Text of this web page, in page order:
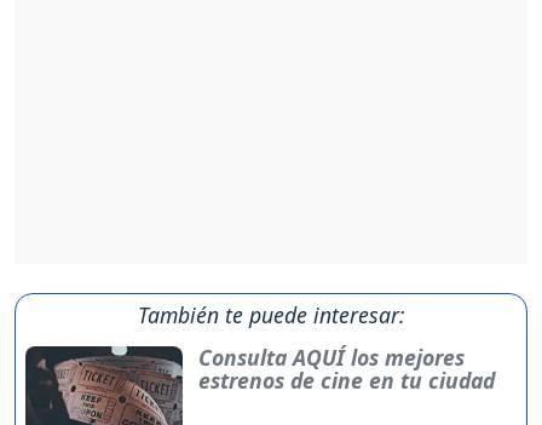
También te puede interesar:
Consulta AQUÍ los mejores
estrenos de cine en tu ciudad